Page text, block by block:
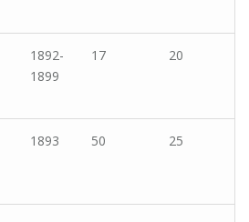
1892-
1899
17 20
1893 50 25